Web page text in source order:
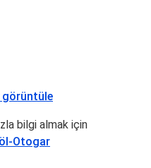
görüntüle
bilgi almak için
Otogar